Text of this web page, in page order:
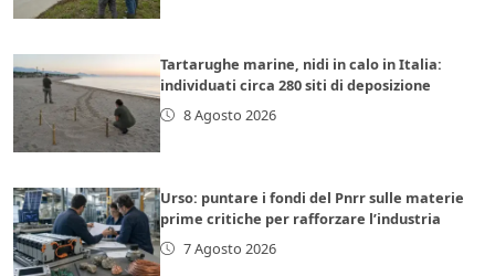
Tartarughe marine, nidi in calo in Italia:
individuati circa 280 siti di deposizione
8 Agosto 2026
Urso: puntare i fondi del Pnrr sulle materie
prime critiche per rafforzare l’industria
7 Agosto 2026